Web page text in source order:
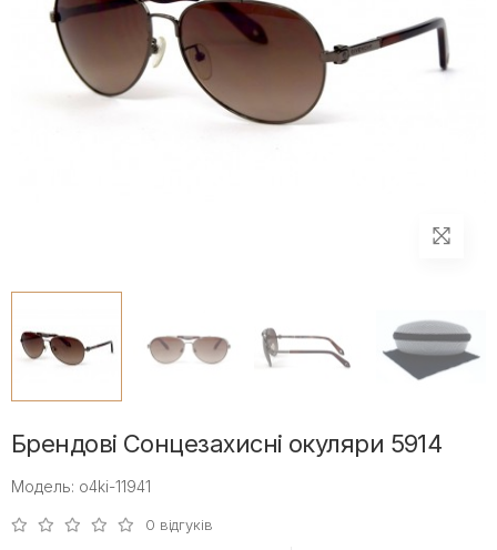
Брендові Сонцезахисні окуляри 5914
Модель: o4ki-11941
0 відгуків